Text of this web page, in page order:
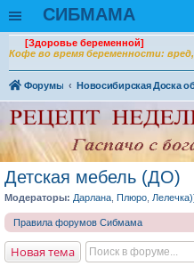
СИБМАМА
[Здоровье беременной]
Кофе во время беременности:
Форумы
Детская мебель (ДО)
Модераторы: Дарлана Плюро
Правила форумов Сибмама
Новая тема